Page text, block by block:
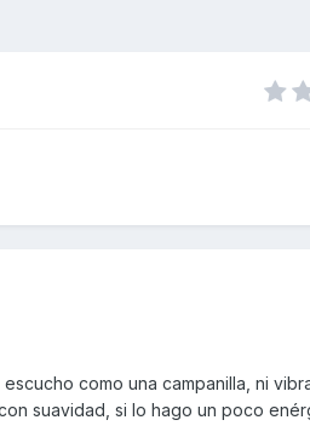
como una campanilla, ni
suavidad, si lo hago un poco